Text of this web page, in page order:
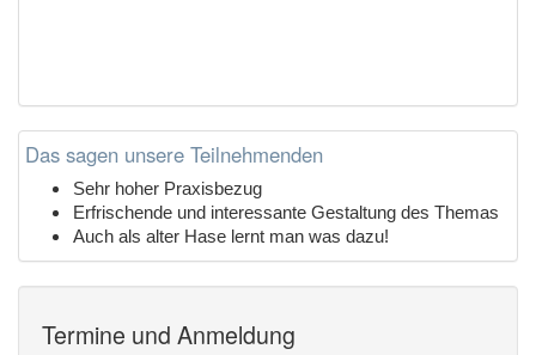
Das sagen unsere Teilnehmenden
Sehr hoher Praxisbezug
Erfrischende und interessante Gestaltung des Themas
Auch als alter Hase lernt man was dazu!
Termine und Anmeldung